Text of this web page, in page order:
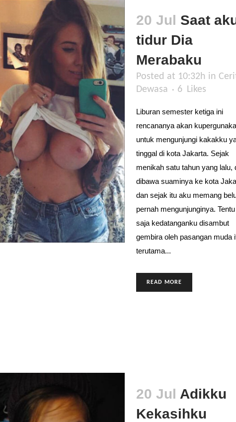
20 Jul Saat
tidur Dia
Merabaku
Posted at 10:32h in
Dewasa
6 Likes
Liburan semester ketiga ini
rencananya akan
untuk mengunjungi kakakku
tinggal di kota Jakarta. Sejak
menikah satu tahun yang lalu,
dibawa suaminya ke kota
dan sejak itu aku memang
pernah mengunjunginya. Tentu
saja kedatanganku disambut
gembira oleh pasangan muda
terutama...
READ MORE
20 Jul Adikku
Kekasihku